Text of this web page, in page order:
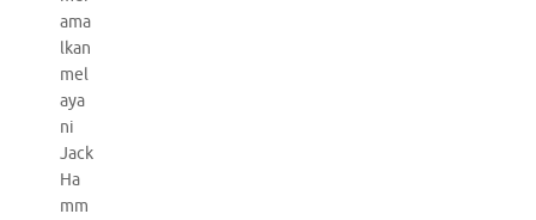
ama
lkan
mel
aya
ni
Jack
Ha
mm